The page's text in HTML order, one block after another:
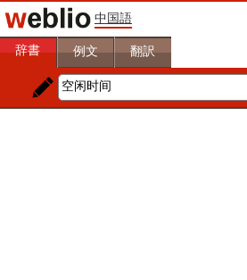
中国語
辞書 例文 翻訳